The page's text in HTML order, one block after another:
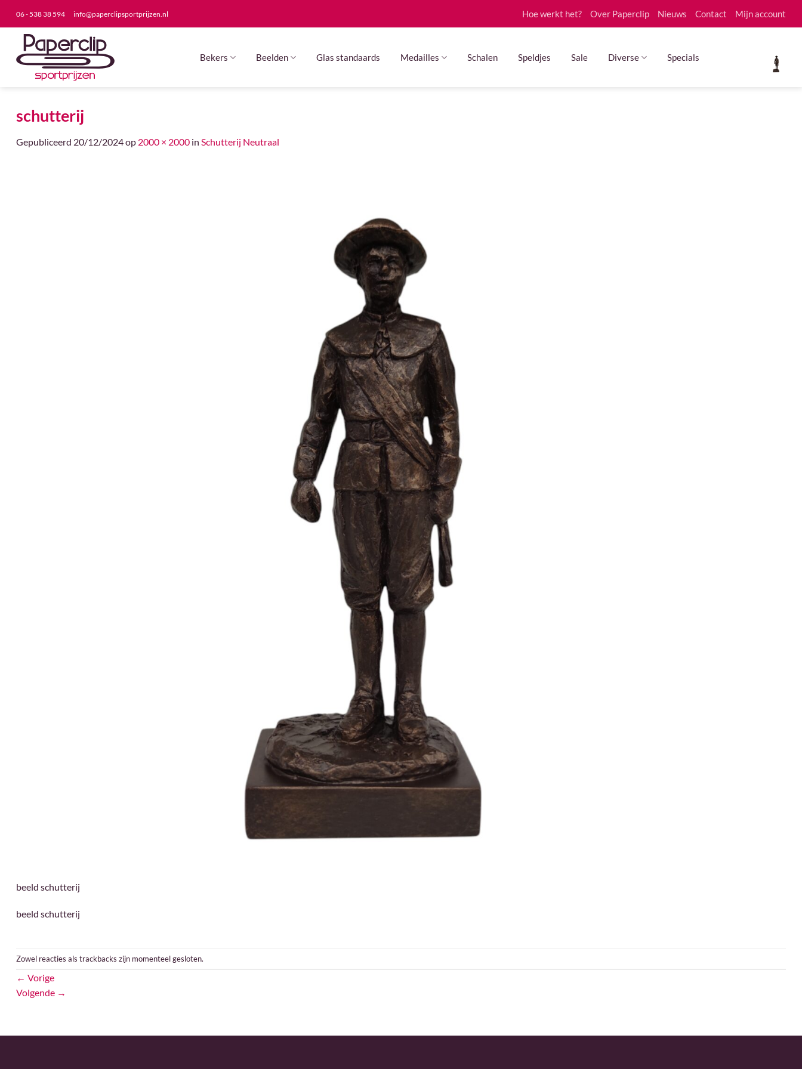
inhoud
06 - 538 38 594 info@paperclipsportprijzen.nl Hoe werkt het? Over Paperclip Nieuws Contact Mijn account
Bekers Beelden Glas standaards Medailles Schalen Speldjes Sale Diverse Specials
schutterij
Gepubliceerd 20/12/2024op 2000 × 2000 in Schutterij Neutraal
beeld schutterij
beeld schutterij
Zowel reacties als trackbacks zijn momenteel gesloten.
← Vorige
Volgende →